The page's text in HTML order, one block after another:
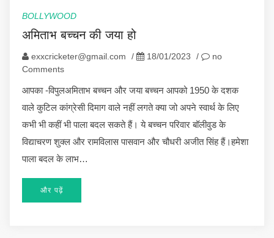
BOLLYWOOD
अमिताभ बच्चन की जया हो
exxcricketer@gmail.com / 18/01/2023 /
no
Comments
आपका -विपुलअमिताभ बच्चन और जया बच्चन आपको 1950 के दशक
वाले कुटिल कांग्रेसी दिमाग वाले नहीं लगते क्या जो अपने स्वार्थ के लिए
कभी भी कहीं भी पाला बदल सकते हैं। ये बच्चन परिवार बॉलीवुड के
विद्याचरण शुक्ल और रामविलास पासवान और चौधरी अजीत सिंह हैं।हमेशा
पाला बदल के लाभ…
और पढ़ें